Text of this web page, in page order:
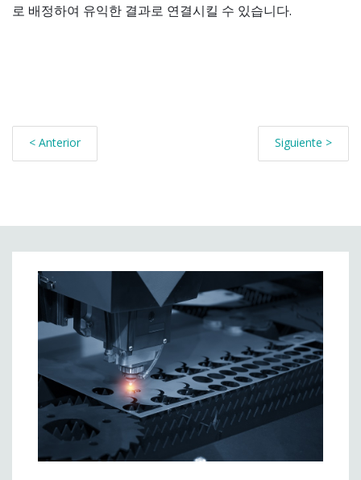
로 배정하여 유익한 결과로 연결시킬 수 있습니다.
< Anterior Siguiente >